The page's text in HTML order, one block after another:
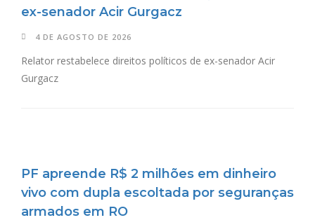
ex-senador Acir Gurgacz
4 DE AGOSTO DE 2026
Relator restabelece direitos políticos de ex-senador Acir
Gurgacz
PF apreende R$ 2 milhões em dinheiro
vivo com dupla escoltada por seguranças
armados em RO